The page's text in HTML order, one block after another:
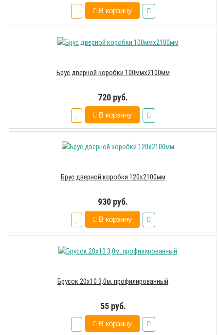
В корзину
Брус дверной коробки 100ммх2100мм
720 руб.
В корзину
Брус дверной коробки 120х2100мм
930 руб.
В корзину
Брусок 20х10 3,0м. профилированный
55 руб.
В корзину